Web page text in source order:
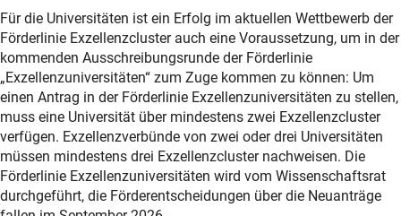
Für die Universitäten ist ein Erfolg im aktuellen Wettbewerb der
Förderlinie Exzellenzcluster auch eine Voraussetzung, um in der
kommenden Ausschreibungsrunde der Förderlinie
„Exzellenzuniversitäten“ zum Zuge kommen zu können: Um
einen Antrag in der Förderlinie Exzellenzuniversitäten zu stellen,
muss eine Universität über mindestens zwei Exzellenzcluster
verfügen. Exzellenzverbünde von zwei oder drei Universitäten
müssen mindestens drei Exzellenzcluster nachweisen. Die
Förderlinie Exzellenzuniversitäten wird vom Wissenschaftsrat
durchgeführt, die Förderentscheidungen über die Neuanträge